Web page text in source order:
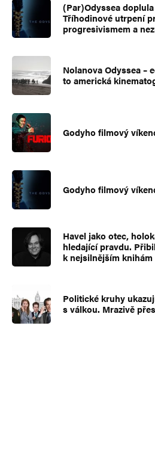
(Par)Odyssea
Tříhodinové utrpení
progresivismem a
Nolanova Odyssea –
to americká
Godyho filmový
Godyho filmový
Havel jako otec,
hledající pravdu.
k nejsilnějším
Politické kruhy
s válkou. Mrazivě